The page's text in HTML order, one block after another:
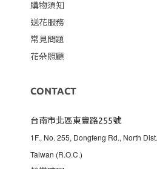
購物須知
送花服務
常見問題
花朵照顧
CONTACT
台南市北區東豐路255號
1F., No. 255, Dongfeng Rd., North
Taiwan (R.O.C.)